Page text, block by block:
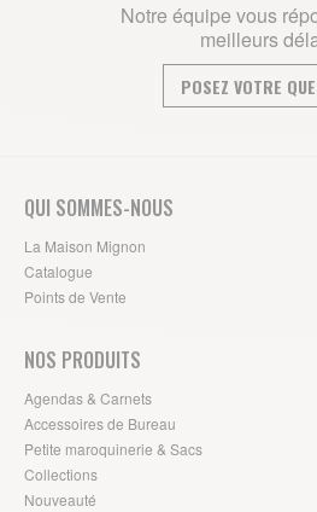
Notre équipe vous
meilleurs
POSEZ VOTRE
QUI SOMMES-NOUS
La Maison Mignon
Catalogue
Points de Vente
NOS PRODUITS
Agendas & Carnets
Accessoires de Bureau
Petite maroquinerie & Sacs
Collections
Nouveauté